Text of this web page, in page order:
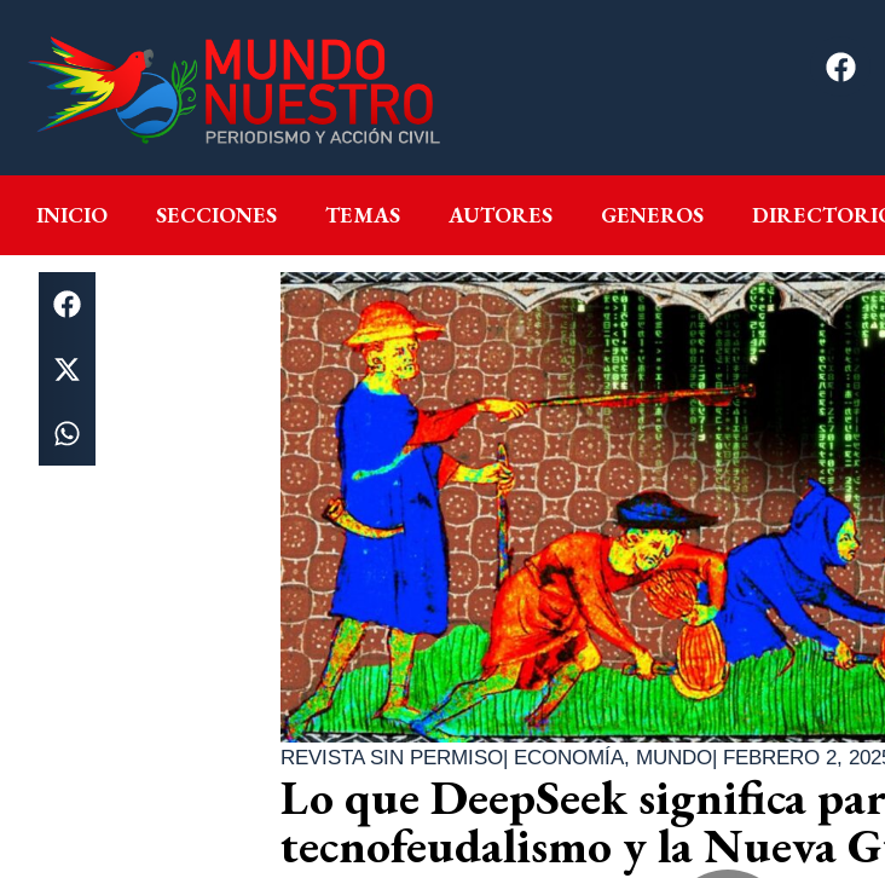
INICIO SECCIONES TEMAS AUTORES GENEROS
INICIO SECCIONES GENEROS
REVISTA SIN PERMISO| ECONOMÍA, MUNDO| FEBRERO 2,
Lo que DeepSeek significa
tecnofeudalismo y la Nueva